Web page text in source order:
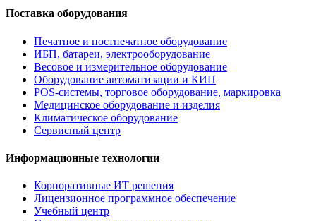
Поставка оборудования
Печатное и постпечатное оборудование
ИБП, батареи, электрооборудование
Весовое и измерительное оборудование
Оборудование автоматизации и КИП
POS-системы, торговое оборудование, маркировка
Медицинское оборудование и изделия
Климатическое оборудование
Сервисный центр
Информационные технологии
Корпоративные ИТ решения
Лицензионное программное обеспечение
Учебный центр